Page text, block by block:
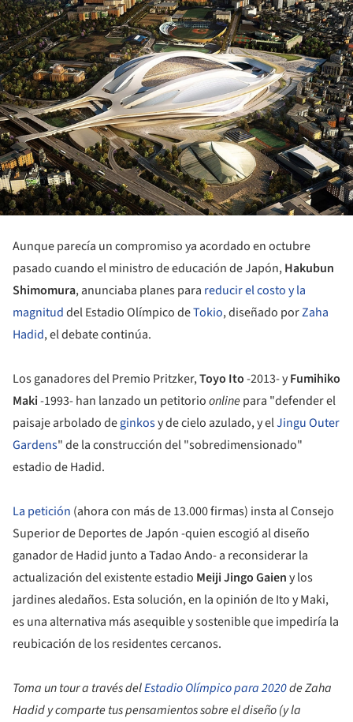
Aunque parecía un compromiso ya acordado en octubre
pasado cuando el ministro de educación de Japón,Hakubun
Shimomura, anunciaba planes para reducir el costo y la
magnituddel Estadio Olímpico deTokio, diseñado porZaha
Hadid, el debate continúa.
Los ganadores del Premio Pritzker,Toyo Ito-2013- yFumihiko
Maki-1993- han lanzado un petitorioonline para "defender el
paisaje arbolado deginkosy de cielo azulado, y elJingu Outer
Gardens" de la construcción del "sobredimensionado"
estadio de Hadid.
La petición (ahora con más de 13.000 firmas) insta al Consejo
Superior de Deportes de Japón -quien escogió al diseño
ganador de Hadid junto a Tadao Ando- a reconsiderar la
actualización del existente estadio Meiji Jingo Gaieny los
jardines aledaños. Esta solución, en la opinión de Ito y Maki,
es una alternativa más asequible y sostenible que impediría la
reubicación de los residentes cercanos.
Toma un tour a través delEstadio Olímpico para 2020de Zaha
Hadid y comparte tus pensamientos sobre el diseño (y la